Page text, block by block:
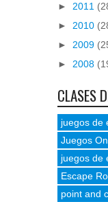
► 2011
► 2010
► 2009
► 2008
CLASES
juegos de
Juegos
juegos de
Escape
point and